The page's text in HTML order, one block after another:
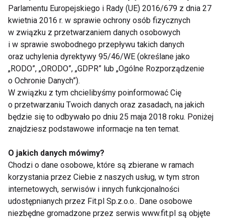
Przeziębienie nie jest w modzie
Nie przegap nowości ze
świata FIT!
Zapisz się do naszego newslettera
Parlamentu Europejskiego i Rady (UE) 2016/679 z dnia 27
kwietnia 2016 r. w sprawie ochrony osób fizycznych
w związku z przetwarzaniem danych osobowych
i w sprawie swobodnego przepływu takich danych
oraz uchylenia dyrektywy 95/46/WE (określane jako
„RODO”, „ORODO”, „GDPR” lub „Ogólne Rozporządzenie
o Ochronie Danych”).
W związku z tym chcielibyśmy poinformować Cię
o przetwarzaniu Twoich danych oraz zasadach, na jakich
będzie się to odbywało po dniu 25 maja 2018 roku. Poniżej
znajdziesz podstawowe informacje na ten temat.
O jakich danych mówimy?
Chodzi o dane osobowe, które są zbierane w ramach
korzystania przez Ciebie z naszych usług, w tym stron
internetowych, serwisów i innych funkcjonalności
udostępnianych przez Fit.pl Sp.z.o.o.. Dane osobowe
niezbędne gromadzone przez serwis www.fit.pl są objęte